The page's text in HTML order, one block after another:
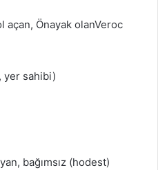
açan, Önayak olanVeroc
yer sahibi)
bağımsız (hodest)